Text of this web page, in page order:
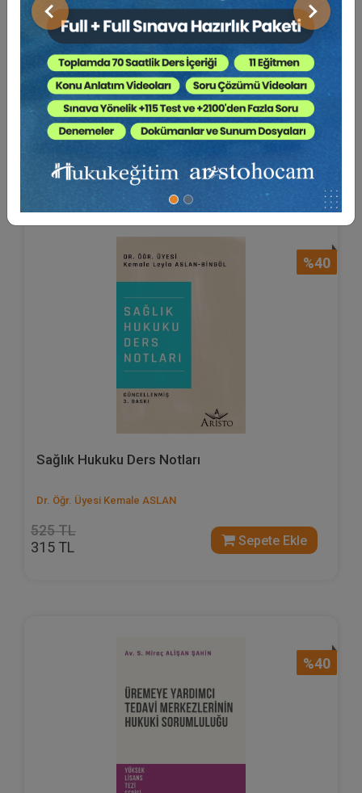
Önceki Sonraki
Hekimin Sır Saklama ve Bildirim
Yükümlülüklerine...
Av. Lara Su ÇUHACI
250 TL
150 TL Sepete Ekle
%40
Sağlık Hukuku Ders Notları
Dr. Öğr. Üyesi Kemale ASLAN
525 TL
315 TL Sepete Ekle
%40